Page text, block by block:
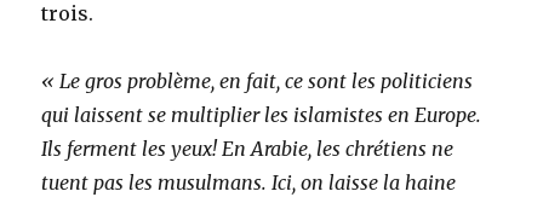
trois.
« Le gros problème, en fait, ce sont les politiciens
qui laissent se multiplier les islamistes en Europe.
Ils ferment les yeux! En Arabie, les chrétiens ne
tuent pas les musulmans. Ici, on laisse la haine